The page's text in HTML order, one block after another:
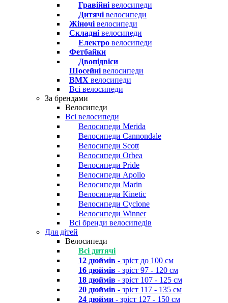
Гравійні велосипеди
Дитячі велосипеди
Жіночі велосипеди
Складні велосипеди
Електро велосипеди
Фетбайки
Двопідвіси
Шосейні велосипеди
BMX велосипеди
Всі велосипеди
За брендами
Велосипеди
Всі велосипеди
Велосипеди Merida
Велосипеди Cannondale
Велосипеди Scott
Велосипеди Orbea
Велосипеди Pride
Велосипеди Apollo
Велосипеди Marin
Велосипеди Kinetic
Велосипеди Cyclone
Велосипеди Winner
Всі бренди велосипедів
Для дітей
Велосипеди
Всі дитячі
12 дюймів - зріст до 100 см
16 дюймів - зріст 97 - 120 см
18 дюймів - зріст 107 - 125 см
20 дюймів - зріст 117 - 135 см
24 дюйми - зріст 127 - 150 см